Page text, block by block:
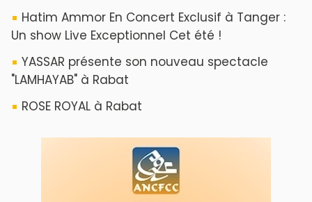
Hatim Ammor En Concert Exclusif à Tanger :
Un show Live Exceptionnel Cet été !
YASSAR présente son nouveau spectacle
"LAMHAYAB" à Rabat
ROSE ROYAL à Rabat